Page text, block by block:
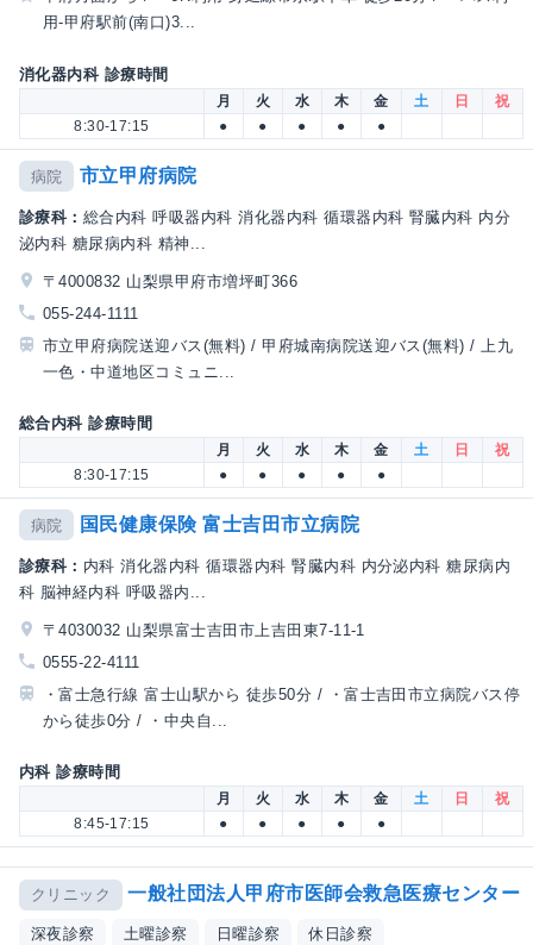
用-甲府駅前(南口)3...
消化器内科 診療時間
月 火 水 木 金 土 日
祝
8:30-17:15
● ● ● ● ●
病院 市立甲府病院
診療科： 総合内科 呼吸器内科 消化器内科 循環器内科 腎臓内科 内分
泌内科 糖尿病内科 精神...
〒4000832 山梨県甲府市増坪町366
055-244-1111
市立甲府病院送迎バス(無料) / 甲府城南病院送迎バス(無料) / 上九
一色・中道地区コミュニ...
総合内科 診療時間
月 火 水 木 金 土 日
祝
8:30-17:15
● ● ● ● ●
病院 国民健康保険 富士吉田市立病院
診療科： 内科 消化器内科 循環器内科 腎臓内科 内分泌内科 糖尿病内
科 脳神経内科 呼吸器内...
〒4030032 山梨県富士吉田市上吉田東7-11-1
0555-22-4111
・富士急行線 富士山駅から 徒歩50分 / ・富士吉田市立病院バス停
から徒歩0分 / ・中央自...
内科 診療時間
月 火 水 木 金 土 日
祝
8:45-17:15
● ● ● ● ●
クリニック 一般社団法人甲府市医師会救急医療センター
深夜診察 土曜診察 日曜診察 休日診察